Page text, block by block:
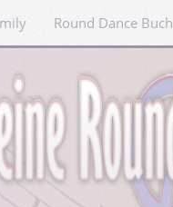
Round Dance Buch